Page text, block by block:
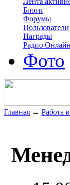
Блоги
Форумы
Пользователи
Награды
Радио Онлайн
Фото
Главная → Работа